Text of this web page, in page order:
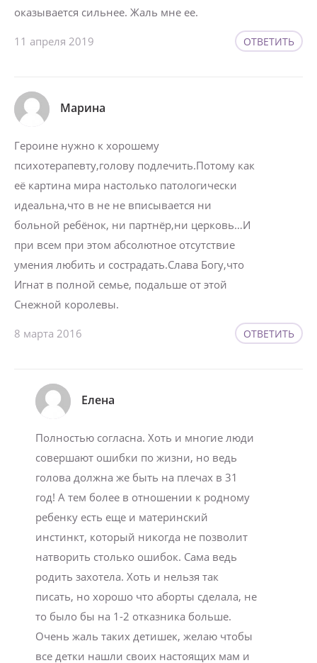
оказывается сильнее. Жаль мне ее.
11 апреля 2019 ОТВЕТИТЬ
Марина
Героине нужно к хорошему
психотерапевту,голову подлечить.Потому как
её картина мира настолько патологически
идеальна,что в не не вписывается ни
больной ребёнок, ни партнёр,ни церковь…И
при всем при этом абсолютное отсутствие
умения любить и сострадать.Слава Богу,что
Игнат в полной семье, подальше от этой
Снежной королевы.
8 марта 2016 ОТВЕТИТЬ
Елена
Полностью согласна. Хоть и многие люди
совершают ошибки по жизни, но ведь
голова должна же быть на плечах в 31
год! А тем более в отношении к родному
ребенку есть еще и материнский
инстинкт, который никогда не позволит
натворить столько ошибок. Сама ведь
родить захотела. Хоть и нельзя так
писать, но хорошо что аборты сделала, не
то было бы на 1-2 отказника больше.
Очень жаль таких детишек, желаю чтобы
все детки нашли своих настоящих мам и